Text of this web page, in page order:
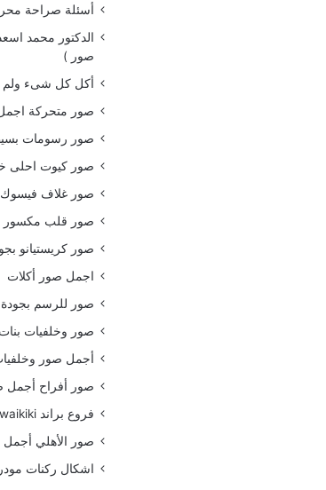
أسئلة صراحة محرجة
الدكتور محمد
صور )
أكل كل شىء ولم
صور متحركة
صور رسومات
صور كيوت احلى
صور غلاف فيسوك
صور قلب مكسور
صور كريستيانو
اجمل صور أكلات
صور للرسم بجودة
صور وخلفيات
أجمل صور
صور أفراح أجمل
فروع براند LC waikiki
صور الأهلي أجمل
اشكال ركنات مودرن 2022 بتصميمات